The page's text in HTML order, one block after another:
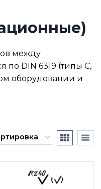
между
по DIN 6319 (типы С,
оборудовании и